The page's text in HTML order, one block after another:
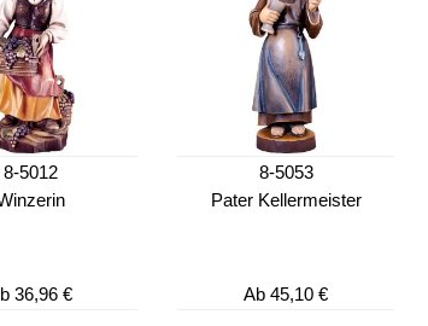
8-5012
36,96 €
8-5053
Pater Kellermeister
Ab 45,10 €